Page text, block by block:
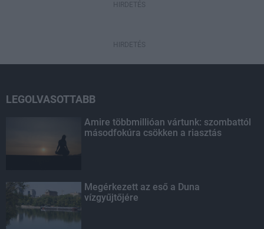
HIRDETÉS
HIRDETÉS
LEGOLVASOTTABB
Amire többmillióan vártunk: szombattól
másodfokúra csökken a riasztás
Megérkezett az eső a Duna
vízgyűjtőjére